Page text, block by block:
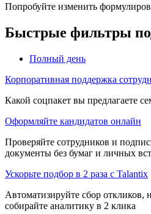
Попробуйте изменить
Быстрые фильтры
Полный день
Корпоративная поддержка
Какой соцпакет вы предлагаете
Оформляйте кандидатов онлайн
Проверяйте сотрудников и
документы без бумаг и личных
Ускорьте подбор в 2 раза с Talantix
Автоматизируйте сбор откликов,
собирайте аналитику в 2 клика